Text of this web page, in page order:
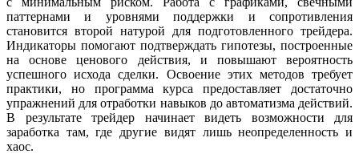
паттернами и уровнями поддержки и сопротивления
становится второй натурой для подготовленного трейдера.
Индикаторы помогают подтверждать гипотезы, построенные
на основе ценового действия, и повышают вероятность
успешного исхода сделки. Освоение этих методов требует
практики, но программа курса предоставляет достаточно
упражнений для отработки навыков до автоматизма действий.
В результате трейдер начинает видеть возможности для
заработка там, где другие видят лишь неопределенность и
хаос.